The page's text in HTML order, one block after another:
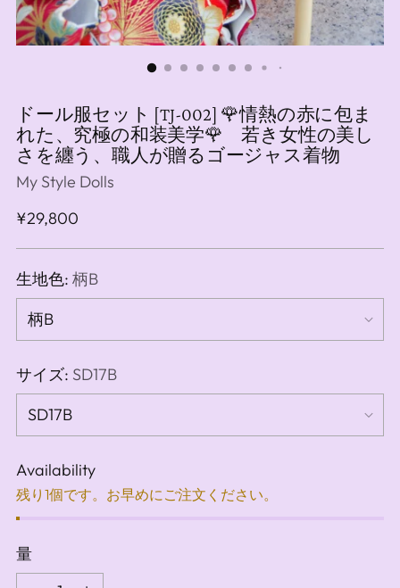
ドール服セット [TJ-002] 🌹情熱の赤に包ま
れた、究極の和装美学🌹 若き女性の美し
さを纏う、職人が贈るゴージャス着物
My Style Dolls
通
格
¥29,800
生地色: 柄B
サイズ: SD17B
Availability
残り1個です。お早めにご注文ください。
量